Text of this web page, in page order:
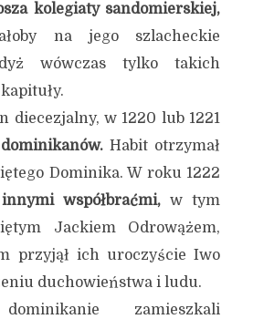
kolegiaty sandomierskiej,
na jego szlacheckie
wówczas tylko takich
diecezjalny, w 1220 lub 1221
Habit otrzymał
Dominika. W roku 1222
współbraćmi, w tym
Jackiem Odrowążem,
przyjął ich uroczyście Iwo
duchowieństwa i ludu.
zamieszkali